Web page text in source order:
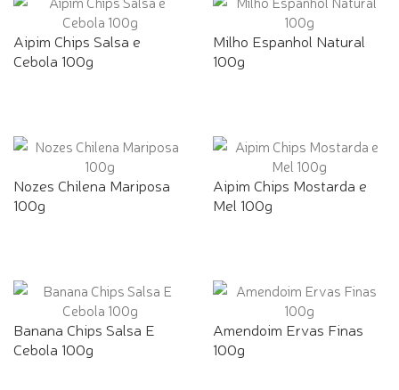
Aipim Chips Salsa e
Cebola 100g
Milho Espanhol Natural
100g
Nozes Chilena Mariposa
100g
Aipim Chips Mostarda e
Mel 100g
Banana Chips Salsa E
Cebola 100g
Amendoim Ervas Finas
100g